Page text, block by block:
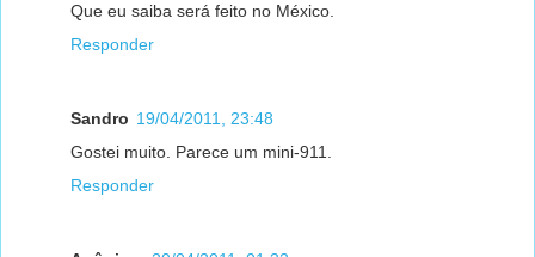
Que eu saiba será feito no México.
Responder
Sandro 19/04/2011, 23:48
Gostei muito. Parece um mini-911.
Responder